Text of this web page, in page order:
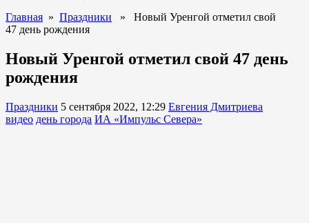
Главная » Праздники » Новый Уренгой отметил свой
47 день рождения
Новый Уренгой отметил свой 47 день
рождения
Праздники 5 сентября 2022, 12:29 Евгения Дмитриева
видео день города ИА «Импульс Севера»